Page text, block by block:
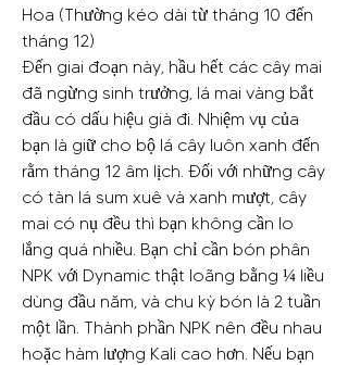
Hoa (Thường kéo dài từ tháng 10 đến
tháng 12)
Đến giai đoạn này, hầu hết các cây mai
đã ngừng sinh trưởng, lá mai vàng bắt
đầu có dấu hiệu già đi. Nhiệm vụ của
bạn là giữ cho bộ lá cây luôn xanh đến
rằm tháng 12 âm lịch. Đối với những cây
có tàn lá sum xuê và xanh mượt, cây
mai có nụ đều thì bạn không cần lo
lắng quá nhiều. Bạn chỉ cần bón phân
NPK với Dynamic thật loãng bằng ¼ liều
dùng đầu năm, và chu kỳ bón là 2 tuần
một lần. Thành phần NPK nên đều nhau
hoặc hàm lượng Kali cao hơn. Nếu bạn